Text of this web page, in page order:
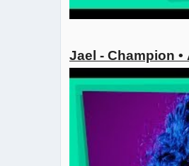
Jael - Champion